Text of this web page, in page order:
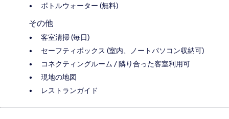
ボトルウォーター (無料)
その他
客室清掃 (毎日)
セーフティボックス (室内、ノートパソコン収納可)
コネクティングルーム / 隣り合った客室利用可
現地の地図
レストランガイド